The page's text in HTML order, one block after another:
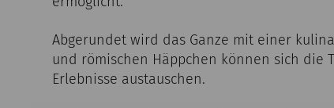
Abgerundet wird das Ganze mit einer
und römischen Häppchen können sich die
Erlebnisse austauschen.